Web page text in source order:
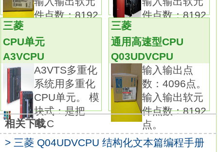
具有卓越性能的各种模块,
满足从模拟量到定位的各种控制需求
Q03UDVCPU编程手册。
Q系列模块产品包括种类丰富的各种I/O、模拟
量和定位功能模块。
可全面地满足开关、传感器等的输入输出，温
度、重量、流量和电机、驱动器的控制，
以及要求高精度控制的定位等各行业、各领域
的控制需求。
还可与CPU模块组合使用，实现恰如其分的控
制Q03UDVCPU编程手册。
件点数：8192
件点数：8192
三菱
CPU单元
A3VCPU
A3VTS多重化
系统用多重化
CPU单元。 模
块式：是把
PLC
三菱
通用高速型CPU
Q03UDVCPU
输入输出点
数：4096点。
输入输出软元
件点数：8192
点。
相关下载
> 三菱 Q04UDVCPU 结构化文本篇编程手册